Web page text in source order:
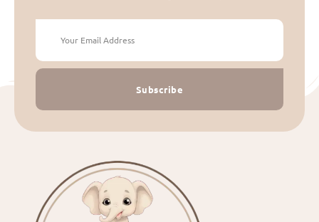
Subscribe